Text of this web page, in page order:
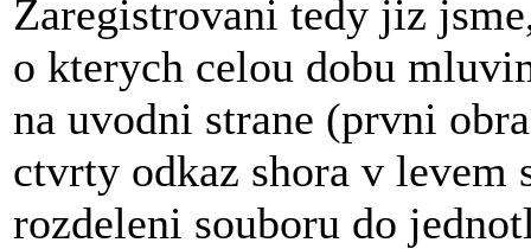
Zaregistrovani tedy jiz
o kterych celou dobu
na uvodni strane (prvni
ctvrty odkaz shora v levem
rozdeleni souboru do